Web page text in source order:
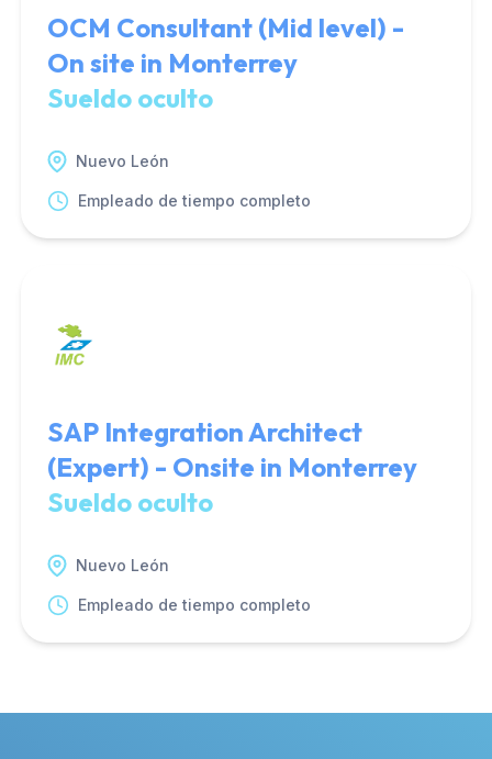
OCM Consultant (Mid level) -
On site in Monterrey
Sueldo oculto
Nuevo León
Empleado de tiempo completo
SAP Integration Architect
(Expert) - Onsite in Monterrey
Sueldo oculto
Nuevo León
Empleado de tiempo completo